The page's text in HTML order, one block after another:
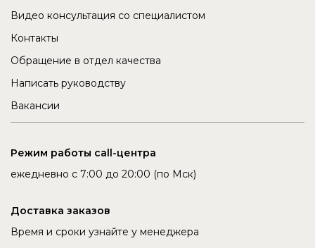
Видео консультация со специалистом
Контакты
Обращение в отдел качества
Написать руководству
Вакансии
Режим работы call-центра
ежедневно с 7:00 до 20:00 (по Мск)
Доставка заказов
Время и сроки узнайте у менеджера